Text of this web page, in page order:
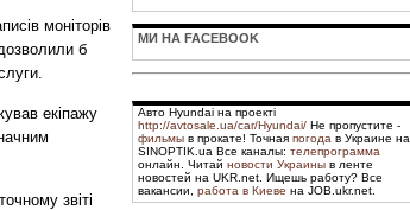
моніторів
б
екіпажу
звіті
МИ НА FACEBOOK
Авто Hyundai на проекті
http://avtosale.ua/car/Hyundai/ Не пропустите -
фильмы в прокате! Точная погода в Украине на
SINOPTIK.ua Все каналы: телепрограмма
онлайн. Читай новости Украины в ленте
новостей на UKR.net. Ищешь работу? Все
вакансии, работа в Киеве на JOB.ukr.net.